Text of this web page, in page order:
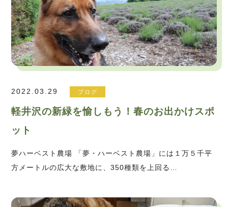
2022.03.29 ブログ
軽井沢の新緑を愉しもう！春のお出かけスポ
ット
夢ハーベスト農場 「夢・ハーベスト農場」には１万５千平
方メートルの広大な敷地に、350種類を上回る…